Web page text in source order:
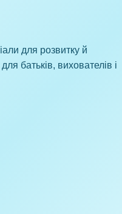
для розвитку й
батьків, вихователів і